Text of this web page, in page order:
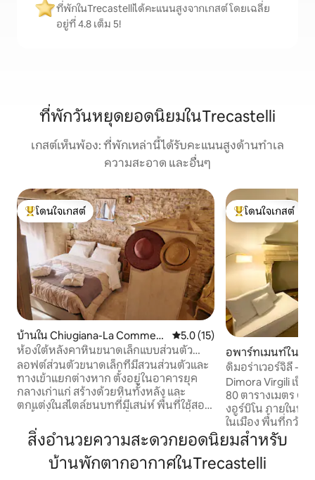
ที่พักในTrecastelliได้คะแนนสูงจากเกสต์ โดยเฉลี่ย
อยู่ที่ 4.8 เต็ม 5!
ที่พักวันหยุดยอดนิยมในTrecastelli
เกสต์เห็นพ้อง: ที่พักเหล่านี้ได้รับคะแนนสูงด้านทำเล
ความสะอาด และอื่นๆ
โดนใจเกสต์ที่สุด
โดนใจเกสต์
บ้านใน Chiugiana-La Commen
da
คะแนนเฉลี่ย 5.0 จาก 5, 15 รีวิว
5.0 (15)
ห้องใต้หลังคาหินขนาดเล็กแบบส่วนตัว
พร้อมสวน
ลอฟต์ส่วนตัวขนาดเล็กที่มีสวนส่วนตัวและ
ทางเข้าแยกต่างหาก ตั้งอยู่ในอาคารยุค
กลางเก่าแก่ สร้างด้วยหินทั้งหลัง และ
ตกแต่งในสไตล์ชนบทที่มีเสน่ห์ พื้นที่ใช้สอย
สวยงาม มีที่จอดรถหน้าบ้าน บริเวณเงียบ
สงบ และสิ่งอำนวยความสะดวกทุกอย่างอยู่
ห่างออกไป 1 กม. (0.6 ไมล์) ตั้งอยู่ห่างจาก
โบสถ์เก่า 30 เมตร ตั้งอยู่ในหมู่บ้านเล็ก แต่
โดนใจเกสต์ที่สุด
โดนใจเกสต์
อพาร์ทเมนท์ใน อูร์
ดิมอร่าเวอร์จิลี - อู
Dimora Virgili เป็
80 ตารางเมตร ตั้ง
งอูร์บิโน ภายในหนึ่
ในเมือง พื้นที่กว้าง
ความสะดวกครบค
เข้าพักที่สะดวกส
แห่งนี้ตั้งอยู่ในบริ
สิ่งอำนวยความสะดวกยอดนิยมสำหรับ
บ้านพักตากอากาศในTrecastelli